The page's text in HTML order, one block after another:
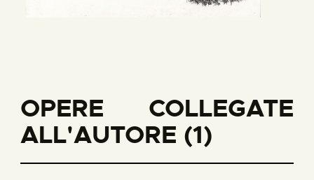
OPERE COLLEGATE
ALL'AUTORE (1)